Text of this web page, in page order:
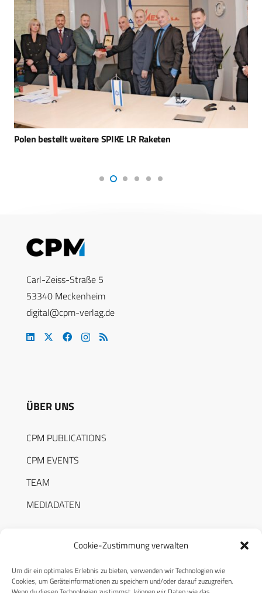
Cookie-Zustimmung verwalten
Um dir ein optimales Erlebnis zu bieten, verwenden wir Technologien wie
Cookies, um Geräteinformationen zu speichern und/oder darauf zuzugreifen.
Polen bestellt weitere SPIKE LR Raketen
Carl-Zeiss-Straße 5
53340 Meckenheim
digital@cpm-verlag.de
ÜBER UNS
CPM PUBLICATIONS
CPM EVENTS
TEAM
MEDIADATEN
RECHTLICHES